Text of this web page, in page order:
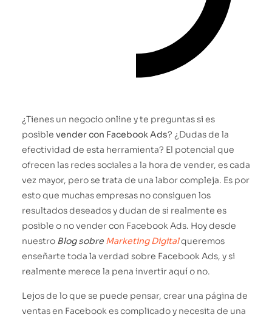
¿Tienes un negocio online y te preguntas si es
posible vender con Facebook Ads? ¿Dudas de la
efectividad de esta herramienta? El potencial que
ofrecen las redes sociales a la hora de vender, es cada
vez mayor, pero se trata de una labor compleja. Es por
esto que muchas empresas no consiguen los
resultados deseados y dudan de si realmente es
posible o no vender con Facebook Ads. Hoy desde
nuestro Blog sobre Marketing Digitalqueremos
enseñarte toda la verdad sobre Facebook Ads, y si
realmente merece la pena invertir aquí o no.
Lejos de lo que se puede pensar, crear una página de
ventas en Facebook es complicado y necesita de una